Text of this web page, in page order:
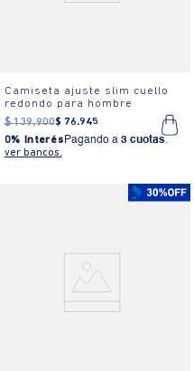
Camiseta ajuste slim cuello
redondo para hombre
$ 139.900$ 76.945
0% Interés Pagando a 3 cuotas.
ver bancos.